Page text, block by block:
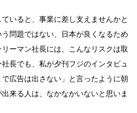
いると、事業に差し支えませんかと
問題ではない、日本が良くなるため
ーマン社長には、こんなリスクは取
長でも、私が夕刊フジのインタビュ
広告は出さない」と言ったように朝
来る人は、なかなかいないと思いま